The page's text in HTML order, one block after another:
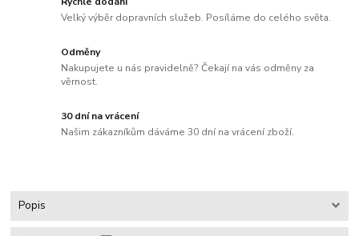
Velký výběr dopravních služeb. Posíláme do celého světa.
Odměny
Nakupujete u nás pravidelně? Čekají na vás odměny za
věrnost.
30 dní na vrácení
Našim zákazníkům dáváme 30 dní na vrácení zboží.
Popis